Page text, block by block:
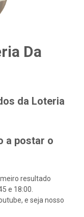
Da
da Loteria
a postar o
resultado
e 18:00.
e seja nosso